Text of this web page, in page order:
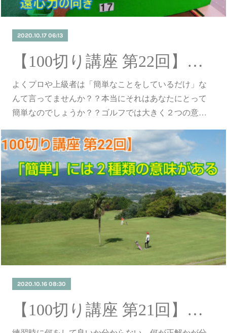
2020.10.17 06:13
【100切り講座 第22回】「簡単」には２種類の意味がある
よくプロや上級者は「簡単なことをしているだけ」な
んて言ってませんか？？本当にそれはあなたにとって
簡単なのでしょうか？？ゴルフでは大きく２つの意…
2020.10.16 08:30
【100切り講座 第21回】ステップアップ練習法